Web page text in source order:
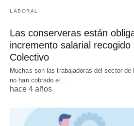
LABORAL
Las conserveras están
incremento salarial recogido
Colectivo
Muchas son las trabajadoras del sector
no han cobrado el…
hace 4 años